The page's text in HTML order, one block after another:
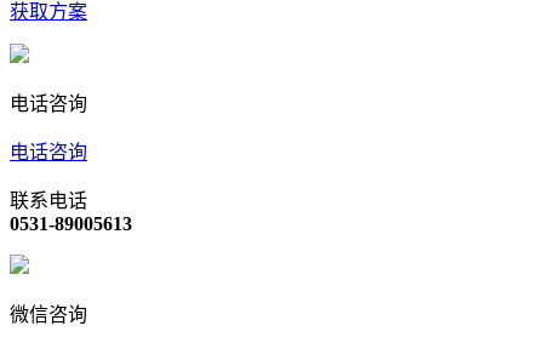
获取方案
电话咨询
电话咨询
联系电话
0531-89005613
微信咨询